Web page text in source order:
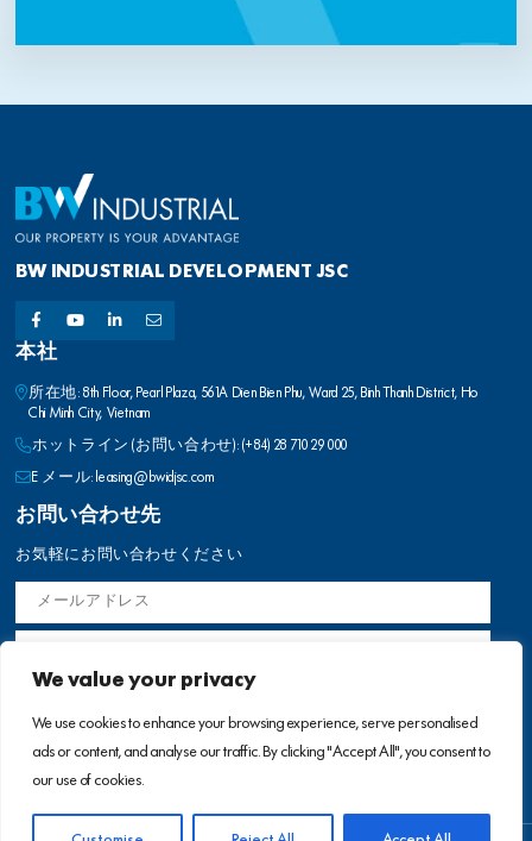
We value your privacy
We use cookies to enhance your browsing experience, serve personalised
ads or content, and analyse our traffic. By clicking "Accept All", you consent to
our use of cookies.
BW INDUSTRIAL DEVELOPMENT JSC
本社
所在地: 8th Floor, Pearl Plaza, 561A Dien Bien Phu, Ward 25, Binh Thanh District, Ho
Chi Minh City, Vietnam
ホットライン (お問い合わせ): (+84) 28 710 29 000
E メール: leasing@bwidjsc.com
お問い合わせ先
お気軽にお問い合わせください